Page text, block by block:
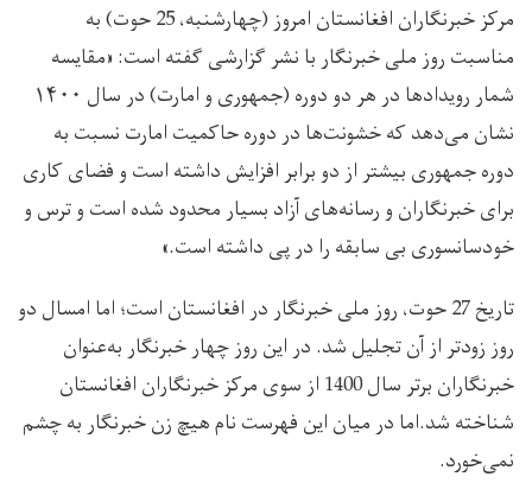
مرکز خبرنگاران افغانستان امروز (چهارشنبه، 25 حوت) به
مناسبت روز ملی خبرنگار با نشر گزارشی گفته است: «مقایسه
شمار رویدادها در هر دو دوره (جمهوری و امارت) در سال ۱۴۰۰
نشان می‌دهد که خشونت‌ها در دوره حاکمیت امارت نسبت به
دوره جمهوری بیشتر از دو برابر افزایش داشته است و فضای کاری
برای خبرنگاران و رسانه‌های آزاد بسیار محدود شده است و ترس و
خودسانسوری بی سابقه را در پی داشته است.»
تاریخ 27 حوت، روز ملی خبرنگار در افغانستان است؛ اما امسال دو
روز زودتر از آن تجلیل شد. در این روز چهار خبرنگار به‌عنوان
خبرنگاران برتر سال 1400 از سوی مرکز خبرنگاران افغانستان
شناخته شد.اما در میان این فهرست نام هیچ زن خبرنگار به چشم
نمی‌خورد.